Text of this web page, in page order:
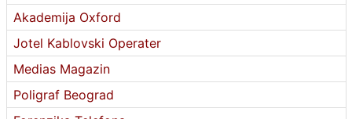
Akademija Oxford
Jotel Kablovski Operater
Medias Magazin
Poligraf Beograd